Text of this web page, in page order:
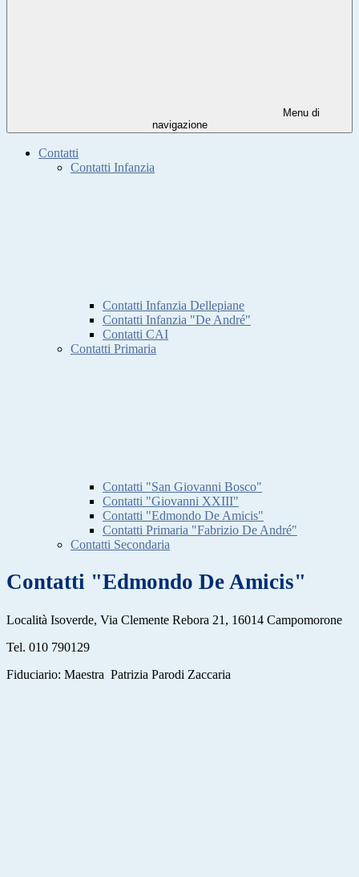
Menu di
navigazione
Contatti
Contatti Infanzia
Contatti Infanzia Dellepiane
Contatti Infanzia "De André"
Contatti CAI
Contatti Primaria
Contatti "San Giovanni Bosco"
Contatti "Giovanni XXIII"
Contatti "Edmondo De Amicis"
Contatti Primaria "Fabrizio De André"
Contatti Secondaria
Contatti "Edmondo De Amicis"
Località Isoverde, Via Clemente Rebora 21, 16014 Campomorone
Tel. 010 790129
Fiduciario: Maestra Patrizia Parodi Zaccaria